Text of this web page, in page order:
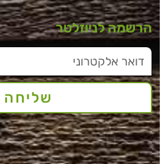
הרשמה לניוזלטר
שליחה